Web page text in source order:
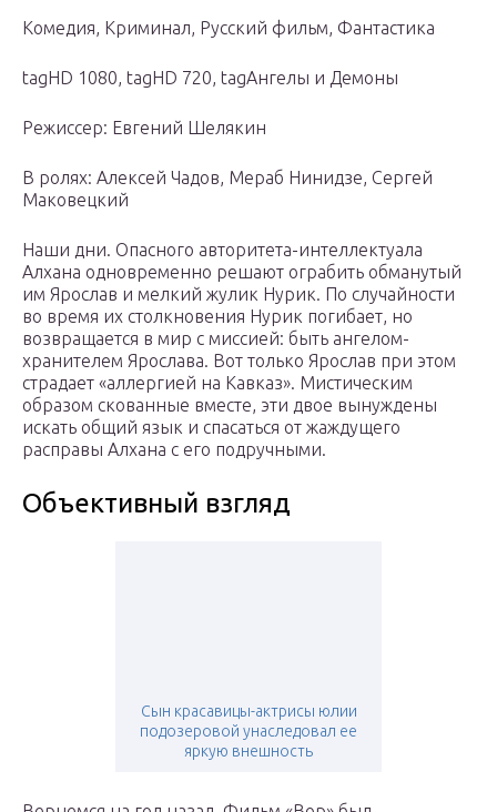
Комедия, Криминал, Русский фильм, Фантастика
tagHD 1080, tagHD 720, tagАнгелы и Демоны
Режиссер: Евгений Шелякин
В ролях: Алексей Чадов, Мераб Нинидзе, Сергей
Маковецкий
Наши дни. Опасного авторитета-интеллектуала
Алхана одновременно решают ограбить обманутый
им Ярослав и мелкий жулик Нурик. По случайности
во время их столкновения Нурик погибает, но
возвращается в мир с миссией: быть ангелом-
хранителем Ярослава. Вот только Ярослав при этом
страдает «аллергией на Кавказ». Мистическим
образом скованные вместе, эти двое вынуждены
искать общий язык и спасаться от жаждущего
расправы Алхана с его подручными.
Объективный взгляд
Сын красавицы-актрисы юлии
подозеровой унаследовал ее
яркую внешность